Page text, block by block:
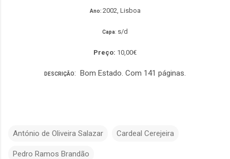
Ano: 2002, Lisboa
Capa: s/d
Preço: 10,00€
DESCRIÇÃO: Bom Estado. Com 141 páginas.
António de Oliveira Salazar Cardeal Cerejeira
Pedro Ramos Brandão